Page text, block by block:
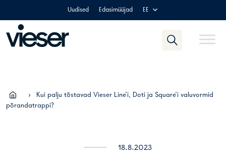
content
Uudised Edasimüüjad EE
›
Kui palju tõstavad Vieser Line’i, Doti ja Square’i valuvormid
põrandatrappi?
18.8.2023